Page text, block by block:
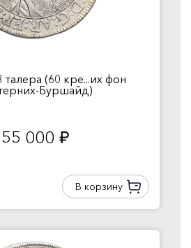
(60 кре...их фон
Буршайд)
55 000 руб.
В корзину